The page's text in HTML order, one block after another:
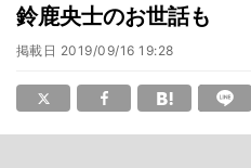
鈴鹿央士のお世話も
掲載日 2019/09/16 19:28